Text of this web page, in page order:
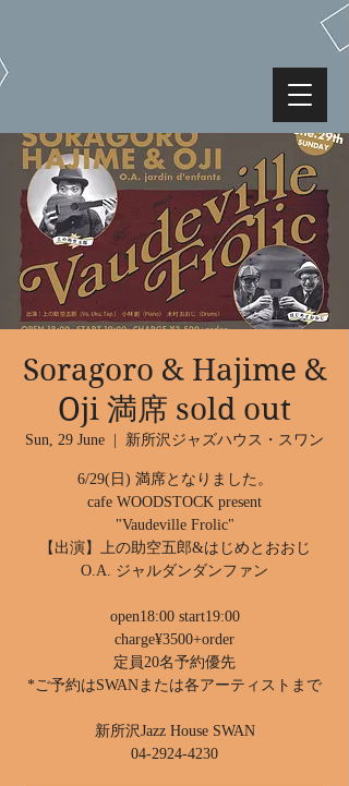
Soragoro & Hajime &
Oji 満席 sold out
Sun, 29 June 新所沢ジャズハウス・スワン
6/29(日) 満席となりました。
cafe WOODSTOCK present
"Vaudeville Frolic"
【出演】上の助空五郎&はじめとおおじ
O.A. ジャルダンダンファン
open18:00 start19:00
charge¥3500+order
定員20名予約優先
*ご予約はSWANまたは各アーティストまで
新所沢Jazz House SWAN
04-2924-4230